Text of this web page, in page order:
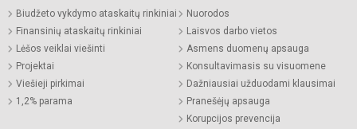
Biudžeto vykdymo ataskaitų rinkiniai
Finansinių ataskaitų rinkiniai
Lėšos veiklai viešinti
Projektai
Viešieji pirkimai
1,2% parama
Nuorodos
Laisvos darbo vietos
Asmens duomenų apsauga
Konsultavimasis su visuomene
Dažniausiai užduodami klausimai
Pranešėjų apsauga
Korupcijos prevencija